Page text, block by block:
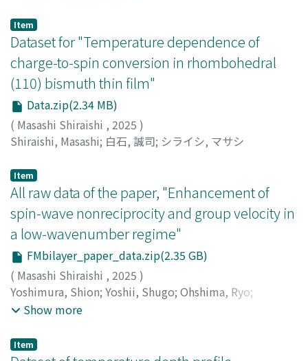
Item
Dataset for "Temperature dependence of
charge-to-spin conversion in rhombohedral
(110) bismuth thin film"
Data.zip(2.34 MB)
( Masashi Shiraishi , 2025 )
Shiraishi, Masashi; 白石, 誠司; シライシ, マサシ
Item
All raw data of the paper, "Enhancement of
spin-wave nonreciprocity and group velocity in
a low-wavenumber regime"
FMbilayer_paper_data.zip(2.35 GB)
( Masashi Shiraishi , 2025 )
Yoshimura, Shion; Yoshii, Shugo; Ohshima, Ryo;
Shiraishi, Masashi
Show more
Item